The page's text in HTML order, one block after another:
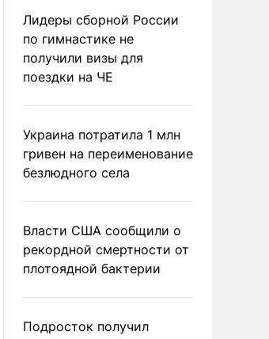
Лидеры сборной России
по гимнастике не
получили визы для
поездки на ЧЕ
Украина потратила 1 млн
гривен на переименование
безлюдного села
Власти США сообщили о
рекордной смертности от
плотоядной бактерии
Подросток получил